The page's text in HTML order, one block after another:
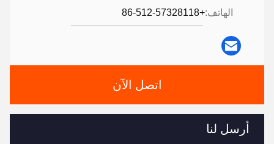
الهاتف:+86-512-57328118
اتصل الآن
أرسل لنا